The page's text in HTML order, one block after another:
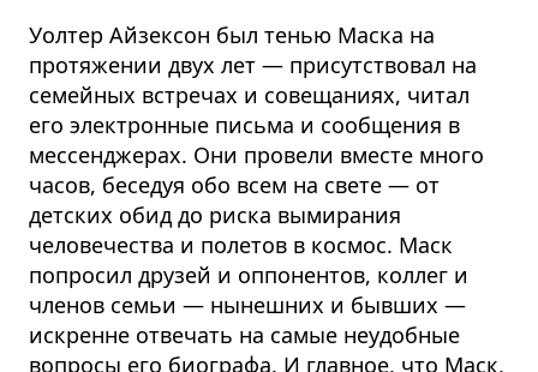
Уолтер Айзексон был тенью Маска на
протяжении двух лет — присутствовал на
семейных встречах и совещаниях, читал
его электронные письма и сообщения в
мессенджерах. Они провели вместе много
часов, беседуя обо всем на свете — от
детских обид до риска вымирания
человечества и полетов в космос. Маск
попросил друзей и оппонентов, коллег и
членов семьи — нынешних и бывших —
искренне отвечать на самые неудобные
вопросы его биографа. И главное, что Маск,